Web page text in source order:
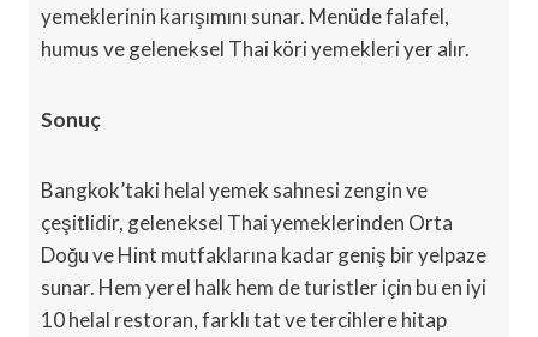
yemeklerinin karışımını sunar. Menüde falafel,
humus ve geleneksel Thai köri yemekleri yer alır.
Sonuç
Bangkok’taki helal yemek sahnesi zengin ve
çeşitlidir, geleneksel Thai yemeklerinden Orta
Doğu ve Hint mutfaklarına kadar geniş bir yelpaze
sunar. Hem yerel halk hem de turistler için bu en iyi
10 helal restoran, farklı tat ve tercihlere hitap